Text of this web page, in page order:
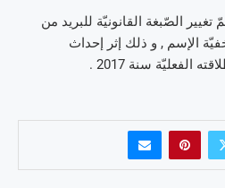
الصّبغة القانونيّة للبريد من
الإسم , و ذلك إثر إحداث
الفعليّة سنة 2017 .